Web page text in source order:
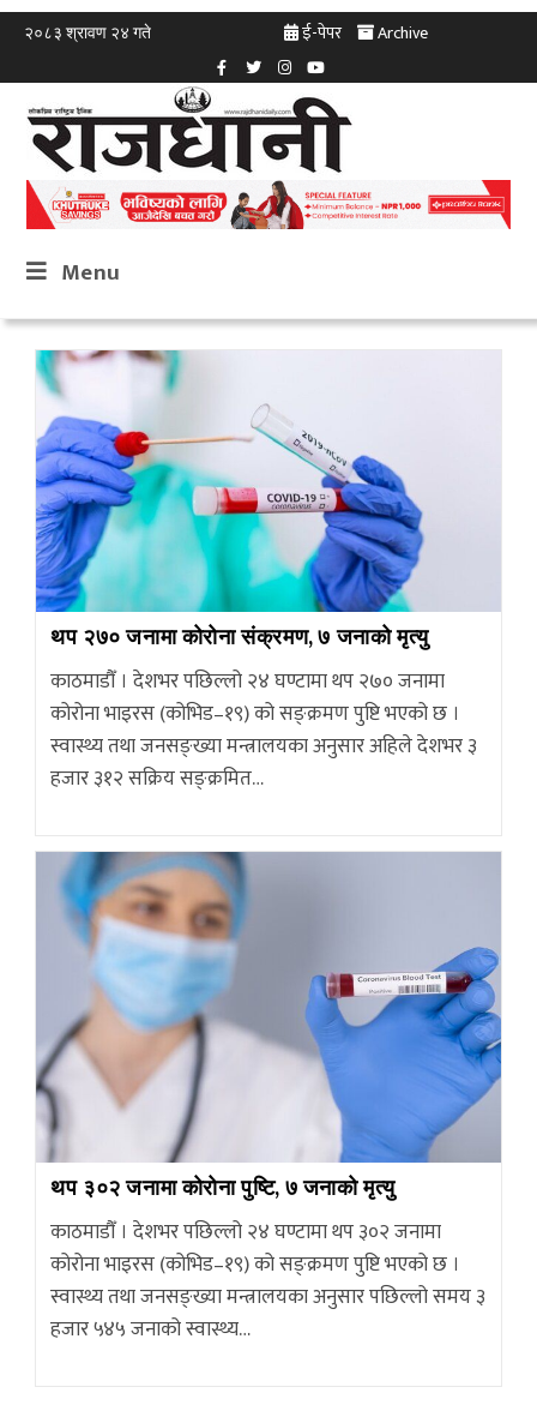
२०८३ श्रावण २४ गते ई-पेपर Archive
Menu
थप २७० जनामा कोरोना संक्रमण, ७ जनाको मृत्यु
काठमाडौँ । देशभर पछिल्लो २४ घण्टामा थप २७० जनामा
कोरोना भाइरस (कोभिड–१९) को सङ्क्रमण पुष्टि भएको छ ।
स्वास्थ्य तथा जनसङ्ख्या मन्त्रालयका अनुसार अहिले देशभर ३
हजार ३१२ सक्रिय सङ्क्रमित…
थप ३०२ जनामा कोरोना पुष्टि, ७ जनाको मृत्यु
काठमाडौँ । देशभर पछिल्लो २४ घण्टामा थप ३०२ जनामा
कोरोना भाइरस (कोभिड–१९) को सङ्क्रमण पुष्टि भएको छ ।
स्वास्थ्य तथा जनसङ्ख्या मन्त्रालयका अनुसार पछिल्लो समय ३
हजार ५४५ जनाको स्वास्थ्य…